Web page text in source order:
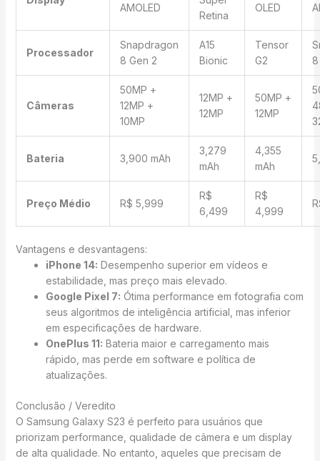
AMOLED
Retina
OLED
Processador
Snapdragon
8 Gen 2
A15
Bionic
Tensor
G2
Câmeras
50MP +
12MP +
10MP
12MP +
12MP
50MP +
12MP
Bateria 3,900 mAh
3,279
mAh
4,355
mAh
Preço Médio R$ 5,999
R$
6,499
R$
4,999
Vantagens e desvantagens:
iPhone 14: Desempenho superior em vídeos e
estabilidade, mas preço mais elevado.
Google Pixel 7: Ótima performance em fotografia com
seus algoritmos de inteligência artificial, mas inferior
em especificações de hardware.
OnePlus 11: Bateria maior e carregamento mais
rápido, mas perde em software e política de
atualizações.
Conclusão / Veredito
O Samsung Galaxy S23 é perfeito para usuários que
priorizam performance, qualidade de câmera e um display
de alta qualidade. No entanto, aqueles que precisam de